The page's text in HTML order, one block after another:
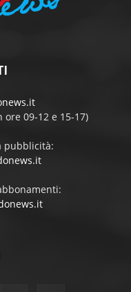
ore 09-12 e 15-17)
pubblicità: